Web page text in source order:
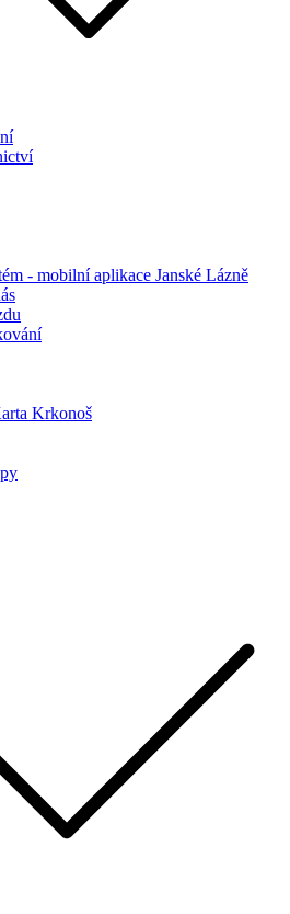
- mobilní aplikace Janské Lázně
Krkonoš